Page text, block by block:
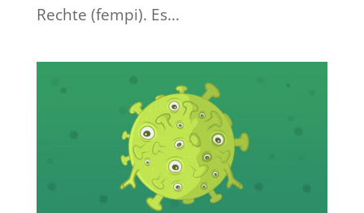
Rechte (fempi). Es...